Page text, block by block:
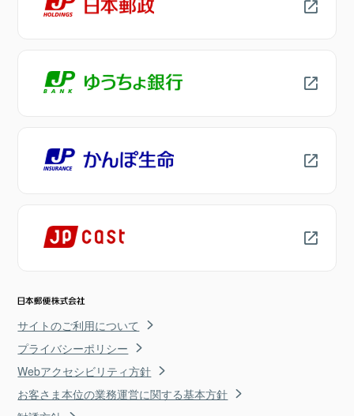
サイトのご利用について
プライバシーポリシー
Webアクセシビリティ方針
お客さま本位の業務運営に関する基本方針